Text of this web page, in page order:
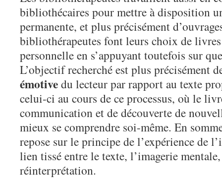
bibliothécaires pour mettre à disposition
permanente, et plus précisément
bibliothérapeutes font leurs choix de
personnelle en s’appuyant toutefois sur
L’objectif recherché est plus précisément
émotivedu lecteur par rapport au texte
celui-ci au cours de ce processus, où le
communication et de découverte de
mieux se comprendre soi-même. En
repose sur le principe de l’expérience de
lien tissé entre le texte, l’imagerie
réinterprétation.